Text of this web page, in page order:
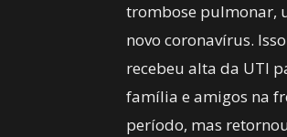
trombose pulmonar,
novo coronavírus.
recebeu alta da UTI
família e amigos na
período, mas